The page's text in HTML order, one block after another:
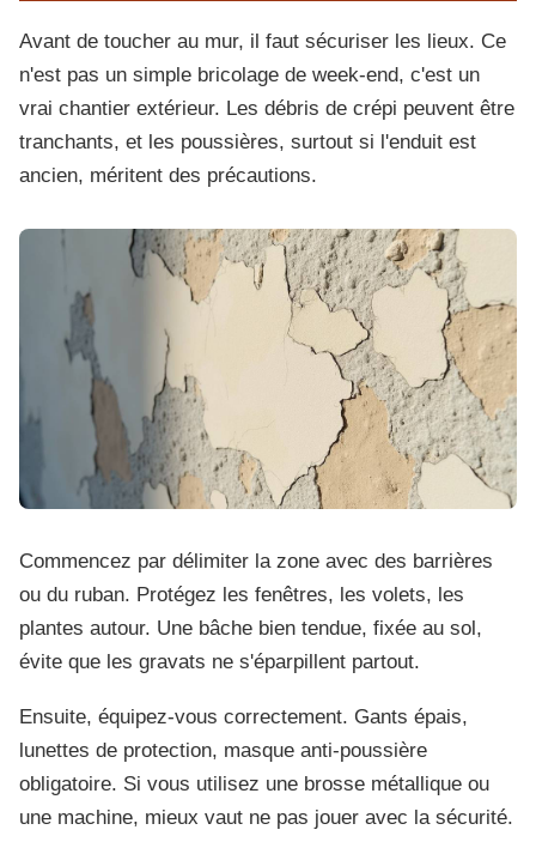
Avant de toucher au mur, il faut sécuriser les lieux. Ce
n'est pas un simple bricolage de week-end, c'est un
vrai chantier extérieur. Les débris de crépi peuvent être
tranchants, et les poussières, surtout si l'enduit est
ancien, méritent des précautions.
Commencez par délimiter la zone avec des barrières
ou du ruban. Protégez les fenêtres, les volets, les
plantes autour. Une bâche bien tendue, fixée au sol,
évite que les gravats ne s'éparpillent partout.
Ensuite, équipez-vous correctement. Gants épais,
lunettes de protection, masque anti-poussière
obligatoire. Si vous utilisez une brosse métallique ou
une machine, mieux vaut ne pas jouer avec la sécurité.